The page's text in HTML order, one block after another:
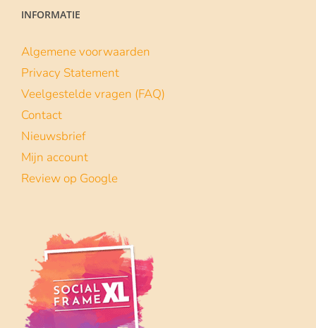
INFORMATIE
Algemene voorwaarden
Privacy Statement
Veelgestelde vragen (FAQ)
Contact
Nieuwsbrief
Mijn account
Review op Google